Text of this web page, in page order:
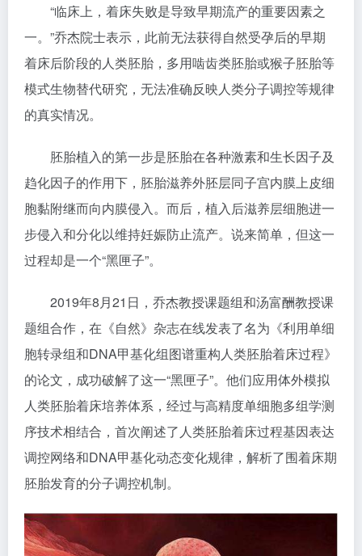
“临床上，着床失败是导致早期流产的重要因素之
一。”乔杰院士表示，此前无法获得自然受孕后的早期
着床后阶段的人类胚胎，多用啮齿类胚胎或猴子胚胎等
模式生物替代研究，无法准确反映人类分子调控等规律
的真实情况。
胚胎植入的第一步是胚胎在各种激素和生长因子及
趋化因子的作用下，胚胎滋养外胚层同子宫内膜上皮细
胞黏附继而向内膜侵入。而后，植入后滋养层细胞进一
步侵入和分化以维持妊娠防止流产。说来简单，但这一
过程却是一个“黑匣子”。
2019年8月21日，乔杰教授课题组和汤富酬教授课
题组合作，在《自然》杂志在线发表了名为《利用单细
胞转录组和DNA甲基化组图谱重构人类胚胎着床过程》
的论文，成功破解了这一“黑匣子”。他们应用体外模拟
人类胚胎着床培养体系，经过与高精度单细胞多组学测
序技术相结合，首次阐述了人类胚胎着床过程基因表达
调控网络和DNA甲基化动态变化规律，解析了围着床期
胚胎发育的分子调控机制。